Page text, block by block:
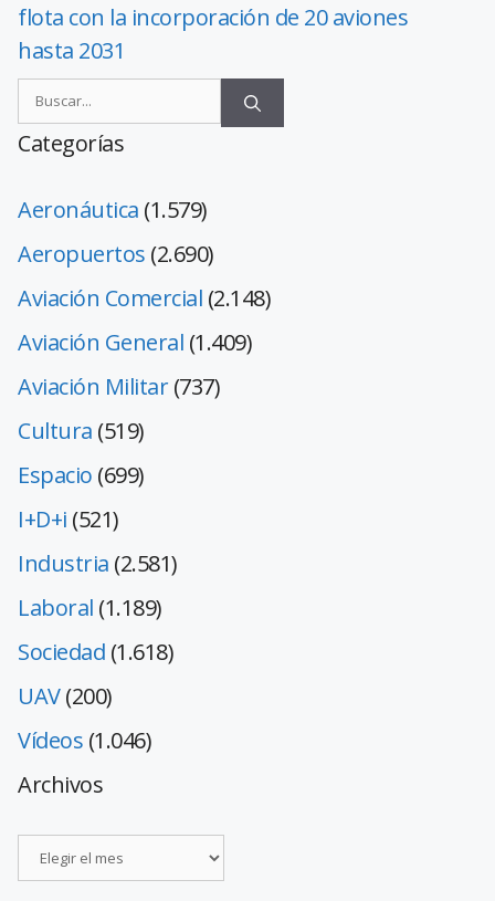
flota con la incorporación de 20 aviones
hasta 2031
Categorías
Aeronáutica (1.579)
Aeropuertos (2.690)
Aviación Comercial (2.148)
Aviación General (1.409)
Aviación Militar(737)
Cultura (519)
Espacio (699)
I+D+i (521)
Industria (2.581)
Laboral (1.189)
Sociedad (1.618)
UAV(200)
Vídeos (1.046)
Archivos